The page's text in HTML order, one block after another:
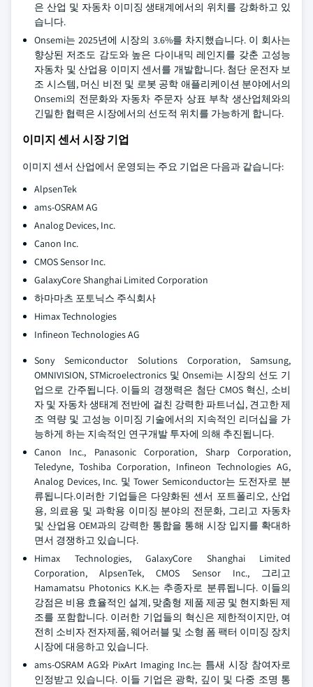
은 산업 및 자동차 이미징 생태계에서의 위치를 강화하고 있
습니다.
Onsemi는 2025년에 시장의 3.6%를 차지했습니다. 이 회사는
향상된 저조도 감도와 높은 다이내믹 레인지를 갖춘 고성능
자동차 및 산업용 이미지 센서를 개발합니다. 첨단 운전자 보
조 시스템, 머신 비전 및 로봇 공학 애플리케이션 분야에서의
Onsemi의 전문화와 자동차 주문자 상표 부착 생산업체와의
긴밀한 협력은 시장에서의 선도적 위치를 가능하게 합니다.
이미지 센서 시장 기업
이미지 센서 산업에서 운영되는 주요 기업은 다음과 같습니다:
AlpsenTek
ams-OSRAM AG
Analog Devices, Inc.
Canon Inc.
CMOS Sensor Inc.
GalaxyCore Shanghai Limited Corporation
하마마츠 포토닉스 주식회사
Himax Technologies
Infineon Technologies AG
Sony Semiconductor Solutions Corporation, Samsung,
OMNIVISION, STMicroelectronics 및 Onsemi는 시장의 선도 기
업으로 간주됩니다. 이들의 경쟁력은 첨단 CMOS 혁신, 소비
자 및 자동차 생태계 전반에 걸친 강력한 파트너십, 견고한 제
조 역량 및 고성능 이미징 기술에서의 지속적인 리더십을 가
능하게 하는 지속적인 연구개발 투자에 의해 추진됩니다.
Canon Inc., Panasonic Corporation, Sharp Corporation,
Teledyne, Toshiba Corporation, Infineon Technologies AG,
Analog Devices, Inc. 및 Tower Semiconductor는 도전자로 분
류됩니다.이러한 기업들은 다양화된 센서 포트폴리오, 산업
용, 의료용 및 과학용 이미징 분야의 전문화, 그리고 자동차
및 산업용 OEM과의 강력한 통합을 통해 시장 입지를 확대하
면서 경쟁하고 있습니다.
Himax Technologies, GalaxyCore Shanghai Limited
Corporation, AlpsenTek, CMOS Sensor Inc., 그리고
Hamamatsu Photonics K.K.는 추종자로 분류됩니다. 이들의
강점은 비용 효율적인 설계, 맞춤형 제품 제공 및 현지화된 제
조를 포함합니다. 이러한 기업들의 혁신은 제한적이지만, 여
전히 소비자 전자제품, 웨어러블 및 소형 폼 팩터 이미징 장치
시장에 대응하고 있습니다.
ams-OSRAM AG와 PixArt Imaging Inc.는 틈새 시장 참여자로
인정받고 있습니다. 이들 기업은 광학, 깊이 및 다중 조명 통